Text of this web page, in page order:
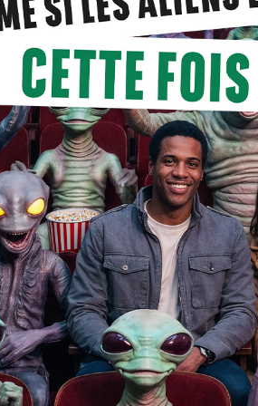
Aider à la gestion comptable et
préparer les dossiers, enregistrer
Aide à l’établissement de rapport
Etablir les déclarations TVA.
Aider à la clôture annuelle des
Profil recherché :
Vous possédez un baccalauréat en
Aucune expérience n’est exigée.
Vous avez l’esprit d’équipe.
Vous êtes minutieux, rigoureux,
La maîtrise de Word et Excel est
La maitrise du logiciel Winbooks est
Vous avez un français parfait et une
Entre Chien et Loup vous offre :
Un job stimulant au sein d’une